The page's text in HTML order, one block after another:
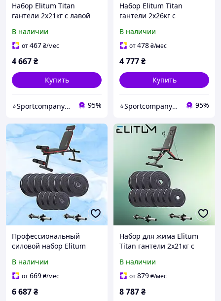
Набор Elitum Titan
гантели 2х21кг с лавой
комплект для силовых
тренировок
В наличии
от467₴/мес
4 667₴
Купить
⭐️Sportcompany⭐️ Інтернет магазин спортивних товарів⭐️ 95%
Набор Elitum Titan
гантели 2х26кг с
универсальный комплект
для силовых тренировок
В наличии
от478₴/мес
4 777₴
Купить
⭐️Sportcompany⭐️ Інтернет магазин спортивних товарів⭐️ 95%
Профессиональный
силовой набор Elitum
регулируемой скамейкой
Hop-Sport HS-2040 HB
В наличии
от669₴/мес
6 687₴
Набор для жима Elitum
Titan гантели 2х21кг с
скамейкой Hop-Sport HS-
2080 HB
В наличии
от879₴/мес
8 787₴